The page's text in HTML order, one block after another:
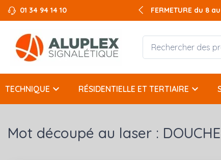
01 34 94 14 10 FERMETURE du 8
TECHNIQUE keyboard_arrow_down RÉSIDENTIELLE ET TERTIAIRE keyboard_arrow_down
Mot découpé au laser : DOUCHE